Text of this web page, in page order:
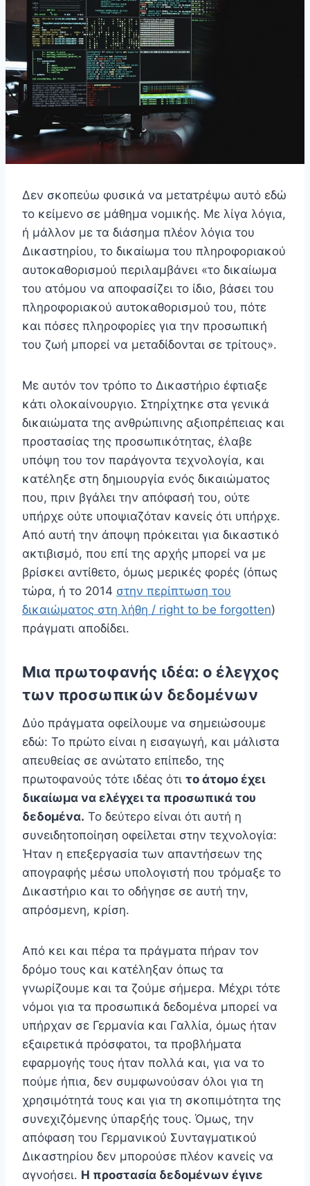
Δεν σκοπεύω φυσικά να μετατρέψω αυτό εδώ
το κείμενο σε μάθημα νομικής. Με λίγα λόγια,
ή μάλλον με τα διάσημα πλέον λόγια του
Δικαστηρίου, το δικαίωμα του πληροφοριακού
αυτοκαθορισμού περιλαμβάνει «το δικαίωμα
του ατόμου να αποφασίζει το ίδιο, βάσει του
πληροφοριακού αυτοκαθορισμού του, πότε
και πόσες πληροφορίες για την προσωπική
του ζωή μπορεί να μεταδίδονται σε τρίτους».
Με αυτόν τον τρόπο το Δικαστήριο έφτιαξε
κάτι ολοκαίνουργιο. Στηρίχτηκε στα γενικά
δικαιώματα της ανθρώπινης αξιοπρέπειας και
προστασίας της προσωπικότητας, έλαβε
υπόψη του τον παράγοντα τεχνολογία, και
κατέληξε στη δημιουργία ενός δικαιώματος
που, πριν βγάλει την απόφασή του, ούτε
υπήρχε ούτε υποψιαζόταν κανείς ότι υπήρχε.
Από αυτή την άποψη πρόκειται για δικαστικό
ακτιβισμό, που επί της αρχής μπορεί να με
βρίσκει αντίθετο, όμως μερικές φορές (όπως
τώρα, ή το 2014 στην περίπτωση του
δικαιώματος στη λήθη / right to be forgotten)
πράγματι αποδίδει.
Μια πρωτοφανής ιδέα: ο έλεγχος
των προσωπικών δεδομένων
Δύο πράγματα οφείλουμε να σημειώσουμε
εδώ: Το πρώτο είναι η εισαγωγή, και μάλιστα
απευθείας σε ανώτατο επίπεδο, της
πρωτοφανούς τότε ιδέας ότι το άτομο έχει
δικαίωμα να ελέγχει τα προσωπικά του
δεδομένα. Το δεύτερο είναι ότι αυτή η
συνειδητοποίηση οφείλεται στην τεχνολογία:
Ήταν η επεξεργασία των απαντήσεων της
απογραφής μέσω υπολογιστή που τρόμαξε το
Δικαστήριο και το οδήγησε σε αυτή την,
απρόσμενη, κρίση.
Από κει και πέρα τα πράγματα πήραν τον
δρόμο τους και κατέληξαν όπως τα
γνωρίζουμε και τα ζούμε σήμερα. Μέχρι τότε
νόμοι για τα προσωπικά δεδομένα μπορεί να
υπήρχαν σε Γερμανία και Γαλλία, όμως ήταν
εξαιρετικά πρόσφατοι, τα προβλήματα
εφαρμογής τους ήταν πολλά και, για να το
πούμε ήπια, δεν συμφωνούσαν όλοι για τη
χρησιμότητά τους και για τη σκοπιμότητα της
συνεχιζόμενης ύπαρξής τους. Όμως, την
απόφαση του Γερμανικού Συνταγματικού
Δικαστηρίου δεν μπορούσε πλέον κανείς να
αγνοήσει. Η προστασία δεδομένων έγινε